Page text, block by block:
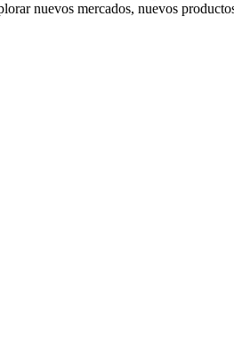
nuevos mercados, nuevos